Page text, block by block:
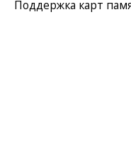
Поддержка карт